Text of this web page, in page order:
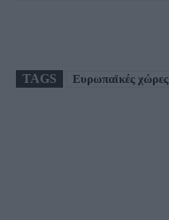
TAGS Ευρωπαϊκές χώρες